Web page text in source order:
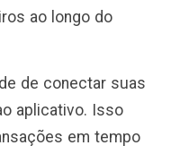
ao longo do
de conectar suas
aplicativo. Isso
em tempo